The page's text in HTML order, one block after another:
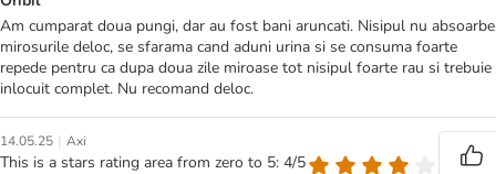
Am cumparat doua pungi, dar au fost bani aruncati. Nisipul nu absoarbe
mirosurile deloc, se sfarama cand aduni urina si se consuma foarte
repede pentru ca dupa doua zile miroase tot nisipul foarte rau si trebuie
inlocuit complet. Nu recomand deloc.
14.05.25 | Axi
This is a stars rating area from zero to 5: 4/5